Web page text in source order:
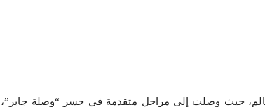
حيث وصلت إلى مراحل متقدمة في جسر “وصلة جابر”،